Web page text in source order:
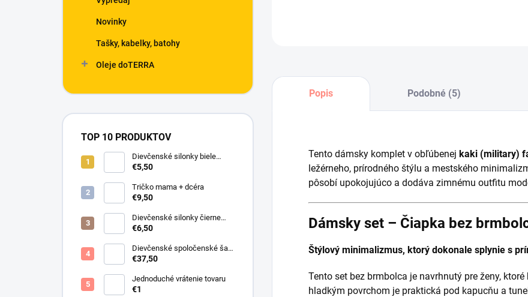
Novinky
Tašky, kabelky, batohy
Oleje doTERRA
TOP 10 PRODUKTOV
Dievčenské silonky biele
Linda
€5,50
Tričko mama + dcéra
€9,50
Dievčenské silonky čierne
Lurex
€6,50
Dievčenské spoločenské šaty
s bolerkom jemno ružové
€37,50
Jednoduché vrátenie tovaru
€1
Popis Podobné (5)
Tento dámsky komplet v obľúbenej kaki (military)
ležérneho, prírodného štýlu a mestského
pôsobí upokojujúco a dodáva zimnému outfitu
Dámsky set – Čiapka bez
Štýlový minimalizmus, ktorý dokonale splynie s
Tento set bez brmbolca je navrhnutý pre ženy,
hladkým povrchom je praktická pod kapucňu a